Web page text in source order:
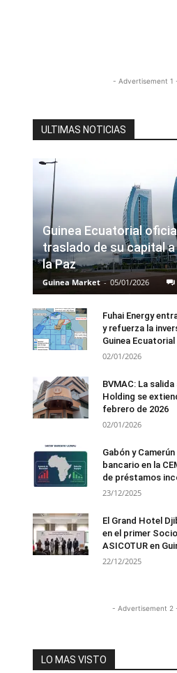
- Advertisement 1
ULTIMAS NOTICIAS
Guinea Ecuatorial
traslado de su capital a
la Paz
Guinea Market - 05/01/2026
Fuhai Energy
y refuerza la
Guinea Ecuatorial
02/01/2026
BVMAC: La
Holding se
febrero de 2026
02/01/2026
Gabón y
bancario en la
de préstamos
23/12/2025
El Grand Hotel
en el primer
ASICOTUR en
22/12/2025
- Advertisement 2
LO MAS VISTO